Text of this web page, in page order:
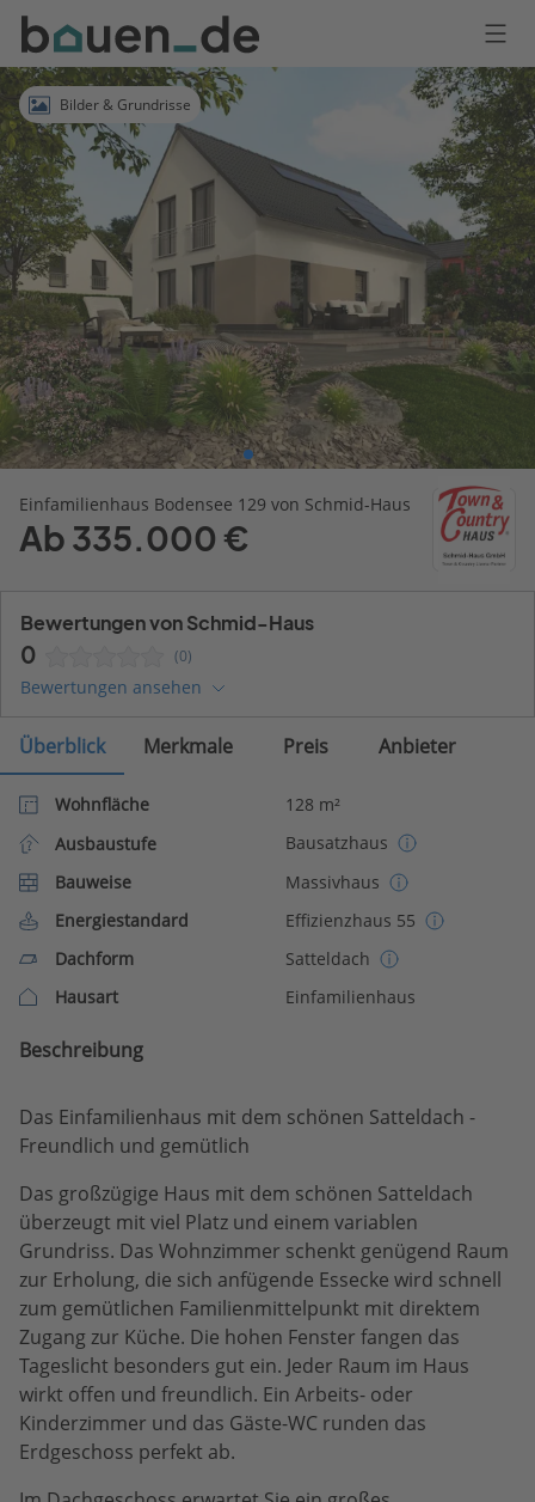
Bauen
Logo
AnmeldenBilder & Grundrisse
Einfamilienhaus Bodensee 129 von Schmid-Haus
Ab 335.000 €
Bewertungen von Schmid-Haus
0 (0)
Bewertungen ansehen
Überblick Merkmale Preis Anbieter
Wohnfläche
128 m²
Ausbaustufe
Bausatzhaus
Bauweise
Massivhaus
Energiestandard
Effizienzhaus 55
Dachform
Satteldach
Hausart
Einfamilienhaus
Beschreibung
Das Einfamilienhaus mit dem schönen Satteldach -
Freundlich und gemütlich
Das großzügige Haus mit dem schönen Satteldach
überzeugt mit viel Platz und einem variablen
Grundriss. Das Wohnzimmer schenkt genügend Raum
zur Erholung, die sich anfügende Essecke wird schnell
zum gemütlichen Familienmittelpunkt mit direktem
Zugang zur Küche. Die hohen Fenster fangen das
Tageslicht besonders gut ein. Jeder Raum im Haus
wirkt offen und freundlich. Ein Arbeits- oder
Kinderzimmer und das Gäste-WC runden das
Erdgeschoss perfekt ab.